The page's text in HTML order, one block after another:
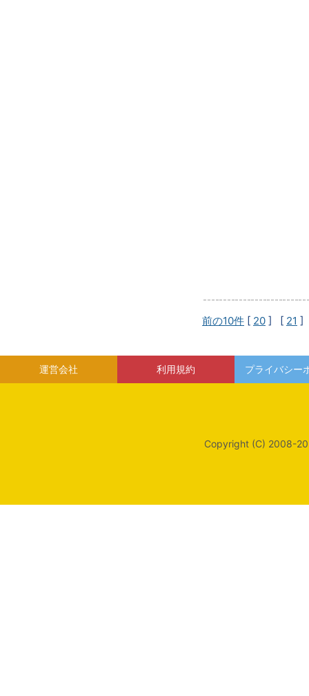
前の10件 [ 20 ] [ 21 ]
運営会社 利用規約 プライバシー
Copyright (C) 2008-